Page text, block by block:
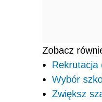
Zobacz
Rekrutacja
Wybór
Zwiększ